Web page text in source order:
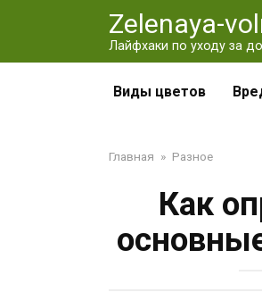
Zelenaya-
Лайфхаки по уходу за
Виды цветов
Главная » Разное
Как